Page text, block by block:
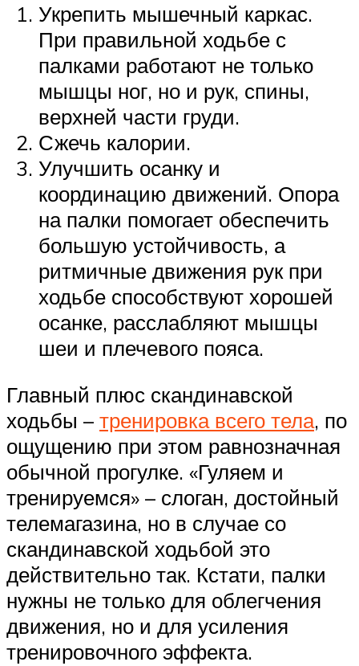
Укрепить мышечный каркас.
При правильной ходьбе с
палками работают не только
мышцы ног, но и рук, спины,
верхней части груди.
Сжечь калории.
Улучшить осанку и
координацию движений. Опора
на палки помогает обеспечить
большую устойчивость, а
ритмичные движения рук при
ходьбе способствуют хорошей
осанке, расслабляют мышцы
шеи и плечевого пояса.
Главный плюс скандинавской
ходьбы – тренировка всего тела, по
ощущению при этом равнозначная
обычной прогулке. «Гуляем и
тренируемся» – слоган, достойный
телемагазина, но в случае со
скандинавской ходьбой это
действительно так. Кстати, палки
нужны не только для облегчения
движения, но и для усиления
тренировочного эффекта.